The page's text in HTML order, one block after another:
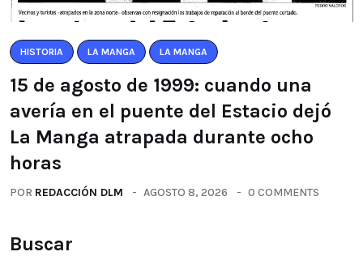
HISTORIA LA MANGA LA MANGA
15 de agosto de 1999: cuando una
avería en el puente del Estacio dejó
La Manga atrapada durante ocho
horas
POR REDACCIÓN DLM AGOSTO 8, 2026 0 COMMENTS
Buscar